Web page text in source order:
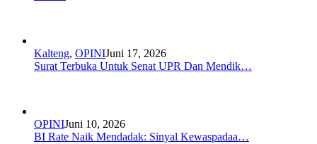
Kalteng, OPINIJuni 17, 2026
Surat Terbuka Untuk Senat UPR Dan Mendik…
OPINIJuni 10, 2026
BI Rate Naik Mendadak: Sinyal Kewaspadaa…